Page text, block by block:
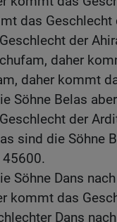
das Geschlecht
der
daher
daher kommt
Söhne Belas
der
sind die Söhne
45600.
Söhne Dans
kommt das
Dans